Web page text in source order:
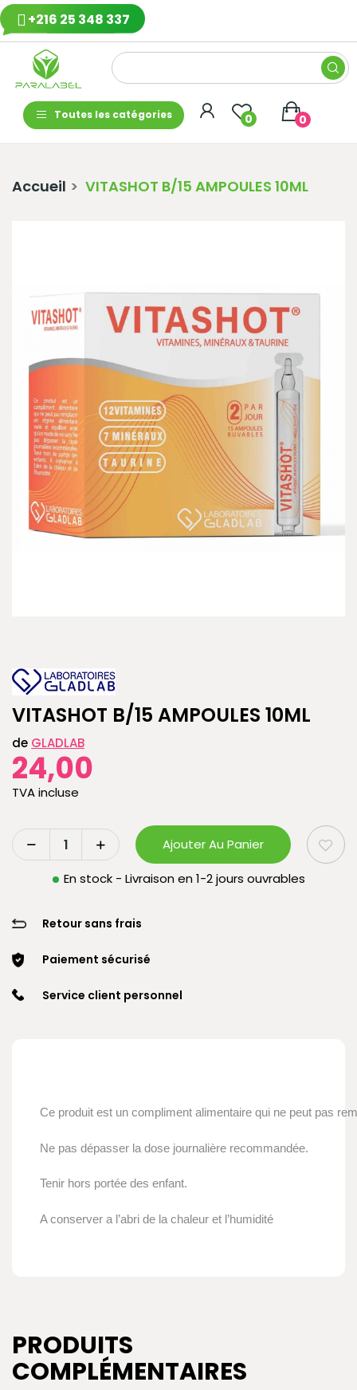
+216 25 348 337
Toutes les catégories 0 0
Accueil VITASHOT B/15 AMPOULES 10ML
VITASHOT B/15 AMPOULES 10ML
de GLADLAB
24,00
TVA incluse
Ajouter Au Panier
En stock - Livraison en 1-2 jours ouvrables
Retour sans frais
Paiement sécurisé
Service client personnel
Ce produit est un compliment alimentaire qui ne peut pas
Ne pas dépasser la dose journalière recommandée.
Tenir hors portée des enfant.
A conserver a l’abri de la chaleur et l’humidité
PRODUITS
COMPLÉMENTAIRES